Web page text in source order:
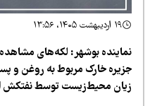
بوشهر: لکه‌های مشاهده شده
خارک مربوط به روغن و
محیط‌زیست توسط نفتکش